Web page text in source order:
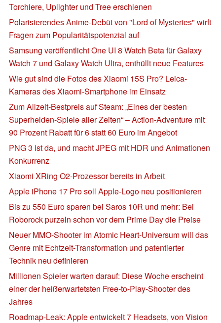
Torchiere, Uplighter und Tree erschienen
Polarisierendes Anime-Debüt von "Lord of Mysteries" wirft
Fragen zum Popularitätspotenzial auf
Samsung veröffentlicht One UI 8 Watch Beta für Galaxy
Watch 7 und Galaxy Watch Ultra, enthüllt neue Features
Wie gut sind die Fotos des Xiaomi 15S Pro? Leica-
Kameras des Xiaomi-Smartphone im Einsatz
Zum Allzeit-Bestpreis auf Steam: „Eines der besten
Superhelden-Spiele aller Zeiten“ – Action-Adventure mit
90 Prozent Rabatt für 6 statt 60 Euro im Angebot
PNG 3 ist da, und macht JPEG mit HDR und Animationen
Konkurrenz
Xiaomi XRing O2-Prozessor bereits in Arbeit
Apple iPhone 17 Pro soll Apple-Logo neu positionieren
Bis zu 550 Euro sparen bei Saros 10R und mehr: Bei
Roborock purzeln schon vor dem Prime Day die Preise
Neuer MMO-Shooter im Atomic Heart-Universum will das
Genre mit Echtzeit-Transformation und patentierter
Technik neu definieren
Millionen Spieler warten darauf: Diese Woche erscheint
einer der heißerwartetsten Free-to-Play-Shooter des
Jahres
Roadmap-Leak: Apple entwickelt 7 Headsets, von Vision